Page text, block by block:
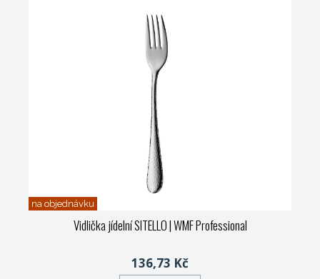
na objednávku
Vidlička jídelní SITELLO| WMF Professional
136,73 Kč